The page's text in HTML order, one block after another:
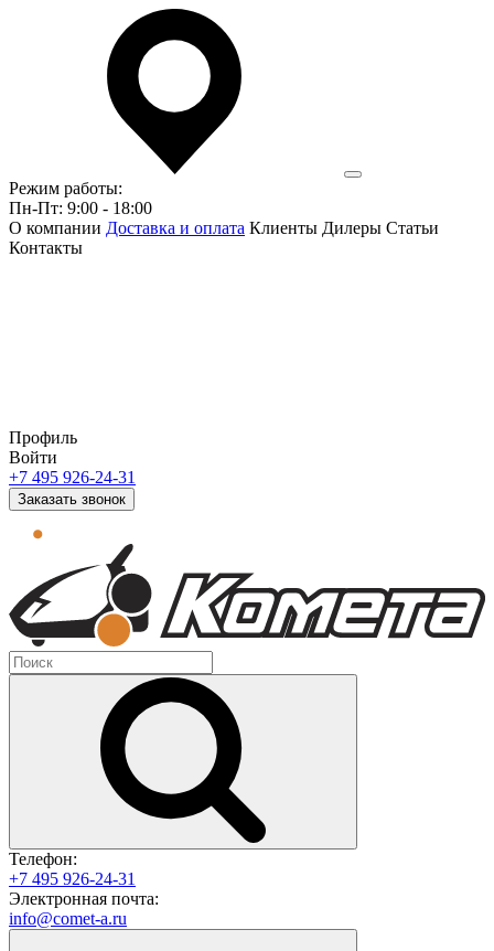
Режим работы:
Пн-Пт: 9:00 - 18:00
О компании Доставка и оплата Клиенты Дилеры Статьи
Контакты
Профиль
Войти
+7 495 926-24-31
Заказать звонок
Телефон:
+7 495 926-24-31
Электронная почта:
info@comet-a.ru